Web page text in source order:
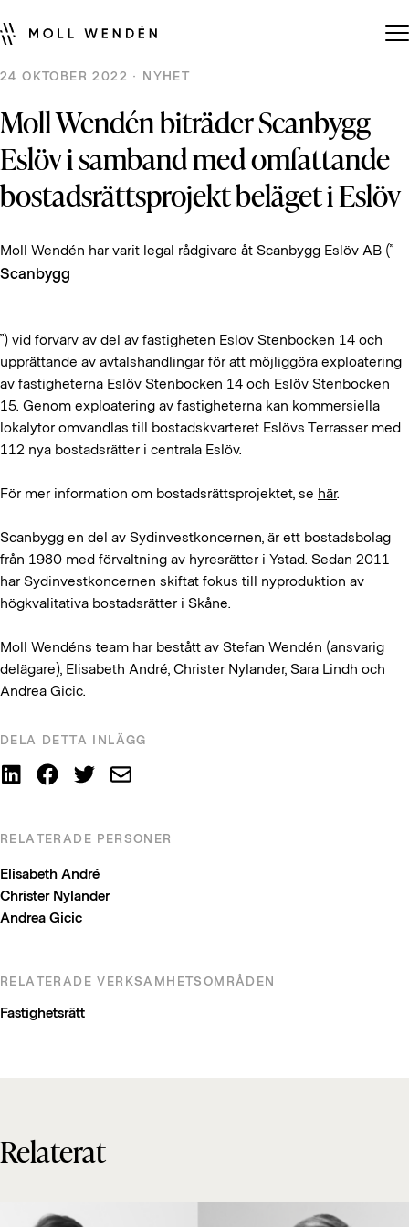
DELA DETTA INLÄGG
RELATERADE PERSONER
Elisabeth André
Christer Nylander
Andrea Gicic
RELATERADE VERKSAMHETSOMRÅDEN
Fastighetsrätt
24 OKTOBER 2022 · NYHET
Moll Wendén biträder Scanbygg
Eslöv i samband med omfattande
bostadsrättsprojekt beläget i Eslöv
Moll Wendén har varit legal rådgivare åt Scanbygg Eslöv AB (”
Scanbygg
”) vid förvärv av del av fastigheten Eslöv Stenbocken 14 och
upprättande av avtalshandlingar för att möjliggöra exploatering
av fastigheterna Eslöv Stenbocken 14 och Eslöv Stenbocken
15. Genom exploatering av fastigheterna kan kommersiella
lokalytor omvandlas till bostadskvarteret Eslövs Terrasser med
112 nya bostadsrätter i centrala Eslöv.
För mer information om bostadsrättsprojektet, se här.
Scanbygg en del av Sydinvestkoncernen, är ett bostadsbolag
från 1980 med förvaltning av hyresrätter i Ystad. Sedan 2011
har Sydinvestkoncernen skiftat fokus till nyproduktion av
högkvalitativa bostadsrätter i Skåne.
Moll Wendéns team har bestått av Stefan Wendén (ansvarig
delägare), Elisabeth André, Christer Nylander, Sara Lindh och
Andrea Gicic.
Relaterat